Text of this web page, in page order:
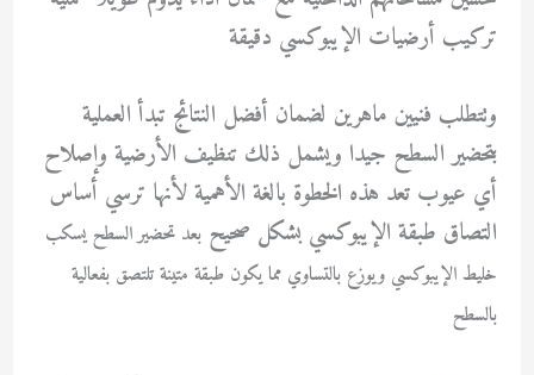
تركيب أرضيات الإيبوكسي دقيقة
وتتطلب فنيين ماهرين لضمان أفضل النتائج تبدأ العملية
بتحضير السطح جيدا ويشمل ذلك تنظيف الأرضية وإصلاح
أي عيوب تعد هذه الخطوة بالغة الأهمية لأنها ترسي أساس
التصاق طبقة الإيبوكسي بشكل صحيح بعد تحضير السطح يسكب
خليط الإيبوكسي ويوزع بالتساوي مما يكون طبقة متينة تلتصق بفعالية
بالسطح